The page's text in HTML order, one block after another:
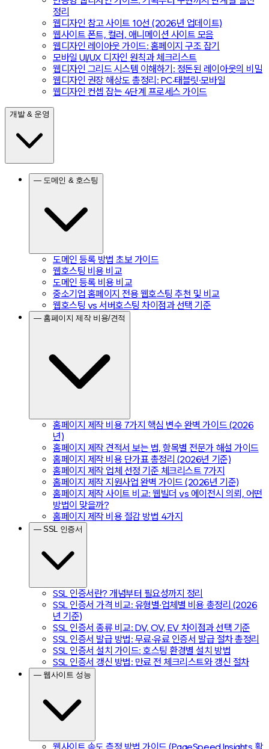
정리
웹디자인 참고 사이트 10선 (2026년 업데이트)
웹사이트 폰트, 컬러, 애니메이션 사이트 모음
웹디자인 레이아웃 가이드: 홈페이지 구조 잡기
모바일 UI/UX 디자인 원칙과 체크리스트
웹디자인 그리드 시스템 이해하기: 정돈된 레이아웃의 비밀
웹디자인 권장 해상도 총정리: PC·태블릿·모바일
웹디자인 컨셉 잡는 4단계 프로세스 가이드
개발 & 운영
— 도메인 & 호스팅
도메인 등록 방법 초보 가이드
웹호스팅 비용 비교
도메인 등록 비용 비교
중소기업 홈페이지 전용 웹호스팅 추천 및 비교
웹호스팅 vs 서버호스팅 차이점과 선택 기준
— 홈페이지 제작 비용/견적
홈페이지 제작 비용 7가지 핵심 변수 완벽 가이드 (2026
년)
홈페이지 제작 견적서 보는 법, 항목별 전문가 해설 가이드
홈페이지 제작 비용 단가표 총정리 (2026년 기준)
홈페이지 제작 업체 선정 기준 체크리스트 7가지
홈페이지 제작 지원사업 완벽 가이드 (2026년 기준)
홈페이지 제작 사이트 비교: 웹빌더 vs 에이전시 의뢰, 어떤
방법이 맞을까?
홈페이지 제작 비용 절감 방법 4가지
— SSL 인증서
SSL 인증서란? 개념부터 필요성까지 정리
SSL 인증서 가격 비교: 유형별·업체별 비용 총정리 (2026
년 기준)
SSL 인증서 종류 비교: DV, OV, EV 차이점과 선택 기준
SSL 인증서 발급 방법: 무료·유료 인증서 발급 절차 총정리
SSL 인증서 설치 가이드: 호스팅 환경별 설치 방법
SSL 인증서 갱신 방법: 만료 전 체크리스트와 갱신 절차
— 웹사이트 성능